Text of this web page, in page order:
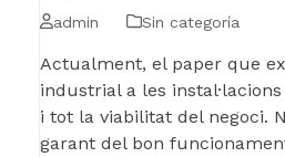
admin Sin categoría
Actualment, el paper que
industrial a les
i tot la viabilitat del negoci.
garant del bon